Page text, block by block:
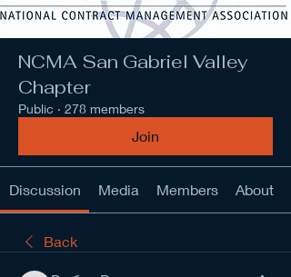
NCMA San Gabriel Valley
Chapter
Public · 278 members
Join
Discussion Media Members About
Back